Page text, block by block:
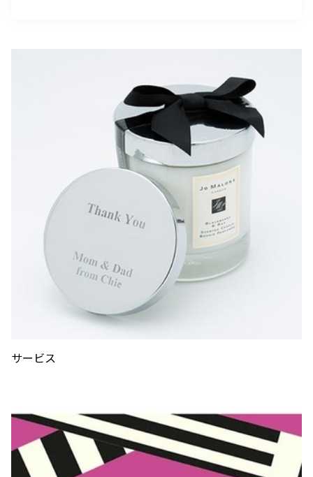
しむ大人の夏時間
「INSTANT
FLOW」#66
夏のご褒美、とびきりリュクスなかき氷——阿久
津ゆりえがリポート
ミニオンズ＆モンスターズ
2026年8月7日（金） 公開
劇場版『TOKYO MER～走る
緊急救命室～CAPITAL
CRISIS』
2026年8月21日（金） 公開
映画クレヨンしんちゃん
奇々怪々！オラの妖怪バケ～
ション
2026年7月31日（金） 公開
チケット(半券)優待サービス
ビアガーデンやセミビュッフェなどサマーテラスプラン
2026年7月1日（水）～9月30日（水）
グランド ハイアット 東京
イタリアン “メレ
ンダ” アフタヌー
ンティー セット
2026年6月1日
（月）
ット 東京
涼やかなサマーベ
リーヌ（グラスス
イーツ）
2026年6月16日
（火）～9月15日
（火）
グランド ハイア
ット 東京
ポケモン30周年
を祝う夏の冒険へ
～宿泊・レストラ
ン・テイクアウト
2026年6月20日
（土）～8月31日
グランド ハイア
【国産牛の豪華無
サービス